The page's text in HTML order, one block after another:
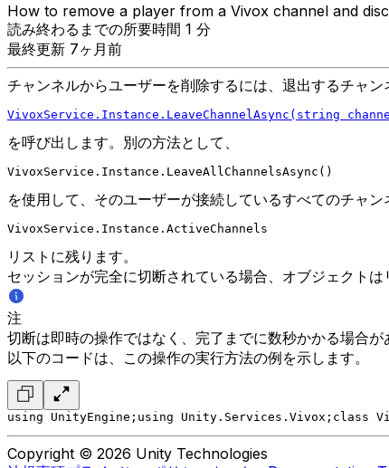
How to remove a player from a Vivox channel and
読み終わるまでの所要時間 1 分
最終更新 7ヶ月前
チャンネルからユーザーを削除するには、退出するチャン
VivoxService.Instance.LeaveChannelAsync(string
を呼び出します。別の方法として、
VivoxService.Instance.LeaveAllChannelsAsync()
を使用して、そのユーザーが接続しているすべてのチャ
VivoxService.Instance.ActiveChannels
リストに残ります。
セッションが完全に切断されている場合、オブジェクトは
注
切断は即時の操作ではなく、完了までに数秒かかる場合
以下のコードは、この操作の実行方法の例を示します。
using UnityEngine; using Unity.Services.Vivox; class
Copyright © 2026 Unity Technologies